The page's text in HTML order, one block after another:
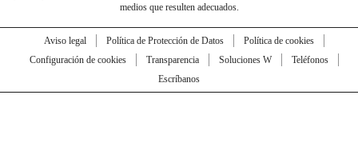
medios que resulten adecuados.
Aviso legal Política de Protección de Datos
Política de cookies
Configuración de cookies
Transparencia Soluciones W
Teléfonos
Escríbanos